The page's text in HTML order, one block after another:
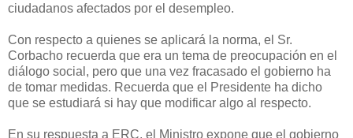
ciudadanos afectados por el desempleo.
Con respecto a quienes se aplicará la norma, el Sr.
Corbacho recuerda que era un tema de preocupación en el
diálogo social, pero que una vez fracasado el gobierno ha
de tomar medidas. Recuerda que el Presidente ha dicho
que se estudiará si hay que modificar algo al respecto.
En su respuesta a ERC, el Ministro expone que el gobierno